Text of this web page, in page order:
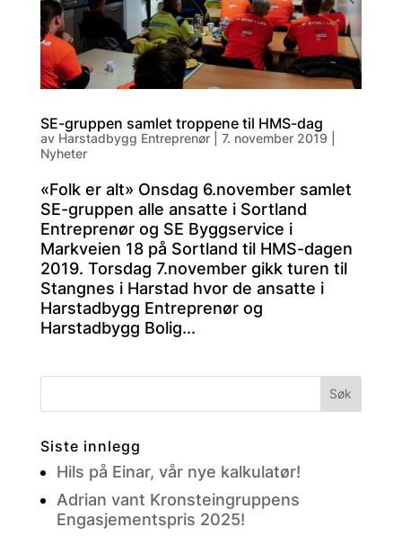
SE-gruppen samlet troppene til HMS-dag
av Harstadbygg Entreprenør| 7. november 2019
Nyheter
«Folk er alt» Onsdag 6.november samlet
SE-gruppen alle ansatte i Sortland
Entreprenør og SE Byggservice i
Markveien 18 på Sortland til HMS-dagen
2019. Torsdag 7.november gikk turen til
Stangnes i Harstad hvor de ansatte i
Harstadbygg Entreprenør og
Harstadbygg Bolig...
Siste innlegg
Hils på Einar, vår nye kalkulatør!
Adrian vant Kronsteingruppens
Engasjementspris 2025!